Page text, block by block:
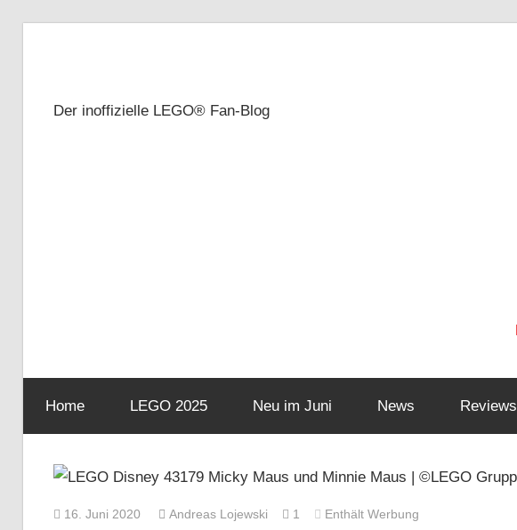
Der inoffizielle LEGO® Fan-Blog
Home LEGO 2025 Neu im Juni News Reviews
16. Juni 2020 Andreas Lojewski 1 Enthält Werbung